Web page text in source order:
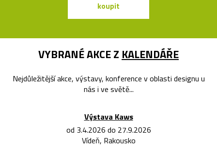
koupit
VYBRANÉ AKCE Z KALENDÁŘE
Nejdůležitější akce, výstavy, konference v oblasti designu u
nás i ve světě...
Výstava Kaws
od 3.4.2026 do 27.9.2026
Vídeň, Rakousko